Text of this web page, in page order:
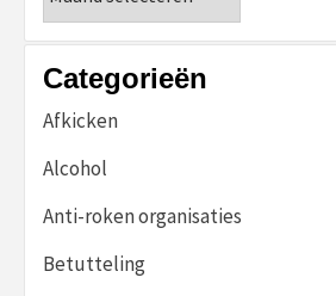
Categorieën
Afkicken
Alcohol
Anti-roken organisaties
Betutteling